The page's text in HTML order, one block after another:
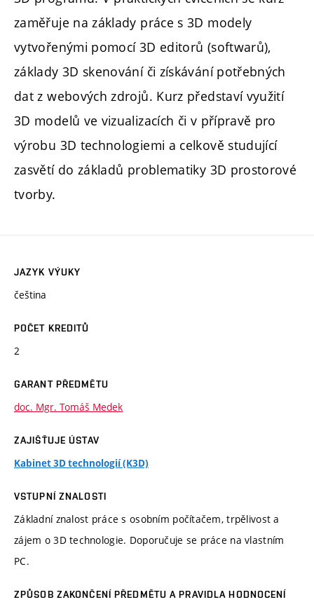
zaměřuje na základy práce s 3D modely
vytvořenými pomocí 3D editorů (softwarů),
základy 3D skenování či získávání potřebných
dat z webových zdrojů. Kurz představí využití
3D modelů ve vizualizacích či v přípravě pro
výrobu 3D technologiemi a celkově studující
zasvětí do základů problematiky 3D prostorové
tvorby.
JAZYK VÝUKY
čeština
POČET KREDITŮ
2
GARANT PŘEDMĚTU
doc. Mgr. Tomáš Medek
ZAJIŠŤUJE ÚSTAV
Kabinet 3D technologií (K3D)
VSTUPNÍ ZNALOSTI
Základní znalost práce s osobním počítačem, trpělivost a
zájem o 3D technologie. Doporučuje se práce na vlastním
PC.
ZPŮSOB ZAKONČENÍ PŘEDMĚTU A PRAVIDLA HODNOCENÍ